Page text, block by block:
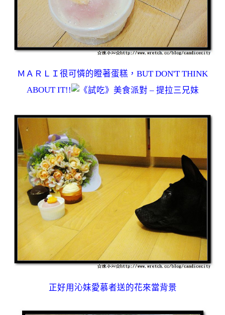
ＭＡＲＬＩ很可憐的瞪著蛋糕，BUT DON'T THINK
ABOUT IT!!
正好用沁妹愛慕者送的花來當背景